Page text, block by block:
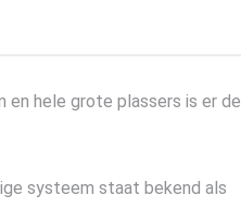
en hele grote plassers is er de
systeem staat bekend als